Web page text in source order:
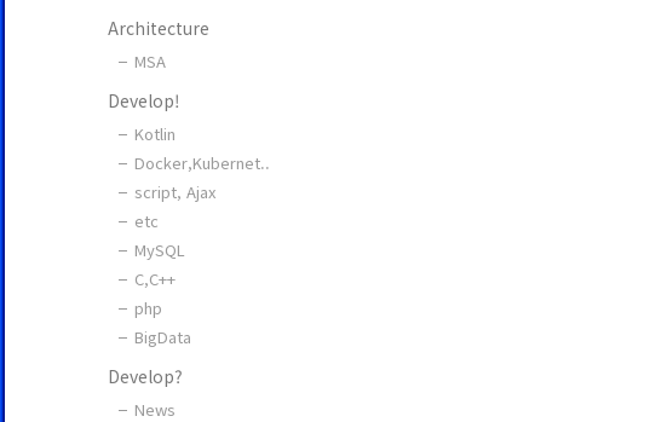
Architecture
MSA
Develop!
Kotlin
Docker,Kubernet..
script, Ajax
etc
MySQL
C,C++
php
BigData
Develop?
News